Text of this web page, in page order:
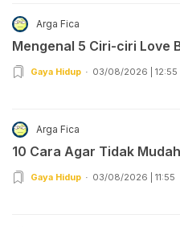
Arga Fica
Mengenal 5 Ciri-ciri Love
Gaya Hidup 03/08/2026 | 12:55
Arga Fica
10 Cara Agar Tidak
Gaya Hidup 03/08/2026 | 11:55